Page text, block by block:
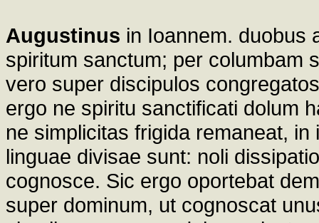
Augustinus in Ioannem. duobus
spiritum sanctum; per columbam
vero super discipulos
ergo ne spiritu sanctificati dolum
ne simplicitas frigida remaneat,
linguae divisae sunt: noli
cognosce. Sic ergo oportebat
super dominum, ut cognoscat